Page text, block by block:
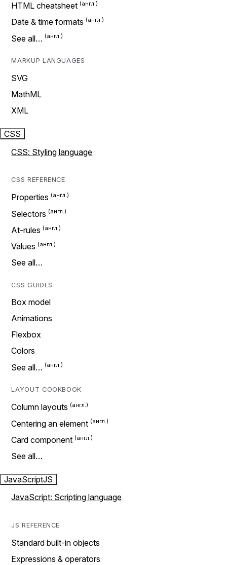
HTML cheatsheet
Date & time formats
See all…
MARKUP LANGUAGES
SVG
MathML
XML
CSS
CSS: Styling language
CSS REFERENCE
Properties
Selectors
At-rules
Values
See all…
CSS GUIDES
Box model
Animations
Flexbox
Colors
See all…
LAYOUT COOKBOOK
Column layouts
Centering an element
Card component
See all…
JavaScriptJS
JavaScript: Scripting language
JS REFERENCE
Standard built-in objects
Expressions & operators